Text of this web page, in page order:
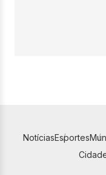
NotíciasEsportes